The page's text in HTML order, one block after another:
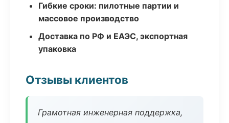
Гибкие сроки: пилотные партии и
массовое производство
Доставка по РФ и ЕАЭС, экспортная
упаковка
Отзывы клиентов
Грамотная инженерная поддержка,